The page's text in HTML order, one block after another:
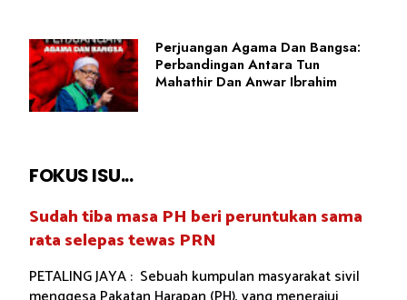
Perjuangan Agama Dan Bangsa:
Perbandingan Antara Tun
Mahathir Dan Anwar Ibrahim
FOKUS ISU...
Sudah tiba masa PH beri peruntukan sama
rata selepas tewas PRN
PETALING JAYA : Sebuah kumpulan masyarakat sivil